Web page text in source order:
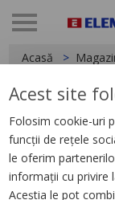
Acasă
Racord
4P
Acest site
Folosim cookie-uri
funcții de rețele
le oferim
informații cu privire
Aceștia le pot